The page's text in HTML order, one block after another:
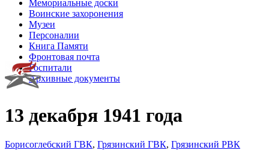
Мемориальные доски
Воинские захоронения
Музеи
Персоналии
Книга Памяти
Фронтовая почта
Госпитали
Архивные документы
13 декабря 1941 года
Борисоглебский ГВК, Грязинский ГВК, Грязинский РВК